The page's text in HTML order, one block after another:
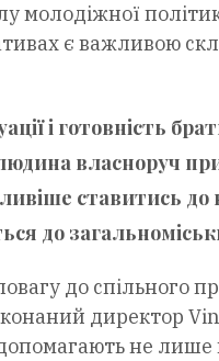
молодіжної
є важливою
і готовність
власноруч
ставитись
до
до спільного
директор
не